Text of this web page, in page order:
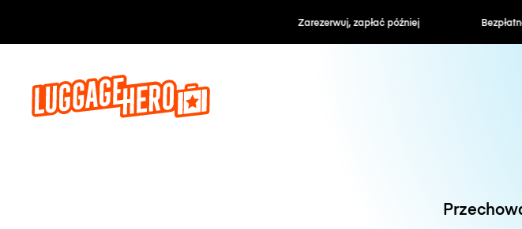
Zarezerwuj, zapłać później